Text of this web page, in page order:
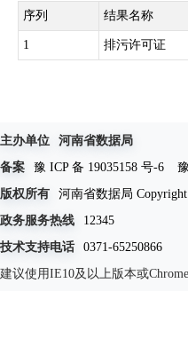
序列 结果名称
1 排污许可证
主办单位
河南省数据局
备案
豫 ICP 备 19035158 号-6
版权所有
河南省数据局
政务服务热线
12345
技术支持电话
0371-65250866
建议使用IE10及以上版本或